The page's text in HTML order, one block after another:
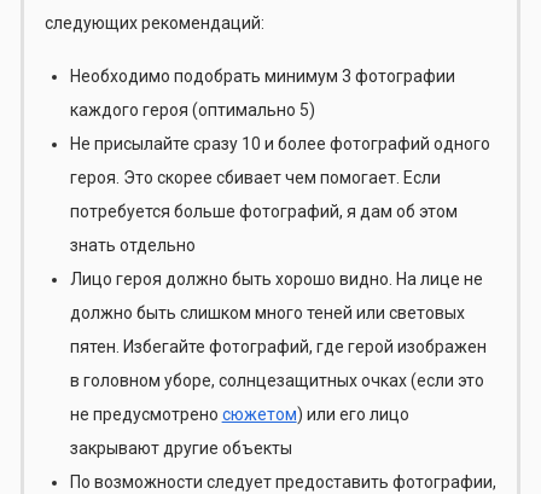
следующих рекомендаций:
Необходимо подобрать минимум 3 фотографии
каждого героя (оптимально 5)
Не присылайте сразу 10 и более фотографий одного
героя. Это скорее сбивает чем помогает. Если
потребуется больше фотографий, я дам об этом
знать отдельно
Лицо героя должно быть хорошо видно. На лице не
должно быть слишком много теней или световых
пятен. Избегайте фотографий, где герой изображен
в головном уборе, солнцезащитных очках (если это
не предусмотрено сюжетом) или его лицо
закрывают другие объекты
По возможности следует предоставить фотографии,